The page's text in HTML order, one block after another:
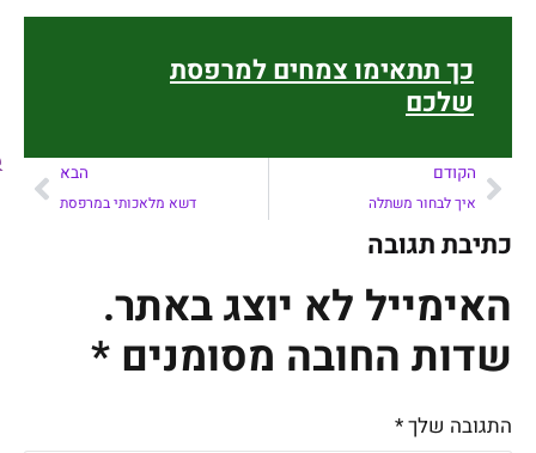
כך תתאימו צמחים למרפסת
שלכם
הקודם
איך לבחור משתלה
הבא
דשא מלאכותי במרפסת
כתיבת תגובה
האימייל לא יוצג באתר.
שדות החובה מסומנים*
התגובה שלך*